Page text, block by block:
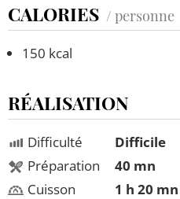
CALORIES / personne
150 kcal
RÉALISATION
Difficulté
Préparation
Cuisson
Difficile
40 mn
1 h 20 mn